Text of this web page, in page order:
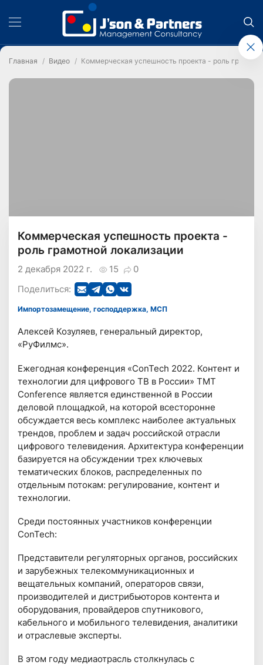
Главная Видео Коммерческая успешность проекта - роль
Коммерческая успешность проекта -
роль грамотной локализации
15 0
2 декабря 2022 г.
Поделиться:
Импортозамещение, господдержка, МСП
Алексей Козуляев, генеральный директор,
«РуФилмс».
Ежегодная конференция «ConTech 2022. Контент и
технологии для цифрового ТВ в России» TMT
Conference является единственной в России
деловой площадкой, на которой всесторонне
обсуждается весь комплекс наиболее актуальных
трендов, проблем и задач российской отрасли
цифрового телевидения. Архитектура конференции
базируется на обсуждении трех ключевых
тематических блоков, распределенных по
отдельным потокам: регулирование, контент и
технологии.
Среди постоянных участников конференции
ConTech:
Представители регуляторных органов, российских
и зарубежных телекоммуникационных и
вещательных компаний, операторов связи,
производителей и дистрибьюторов контента и
оборудования, провайдеров спутникового,
кабельного и мобильного телевидения, аналитики
и отраслевые эксперты.
В этом году медиаотрасль столкнулась с